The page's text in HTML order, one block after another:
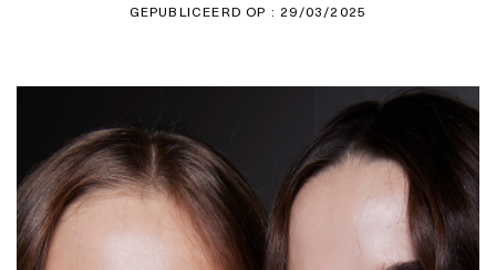
GEPUBLICEERD OP : 29/03/2025